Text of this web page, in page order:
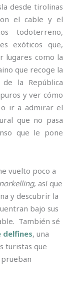
desde tirolinas
el cable y el
todoterreno,
exóticos que,
lugares como la
que recoge la
la República
y ver cómo
ir a admirar el
que no pasa
que le pone
vuelto poco a
, así que
y descubrir la
bajo sus
También sé
delfines, una
turistas que
prueban